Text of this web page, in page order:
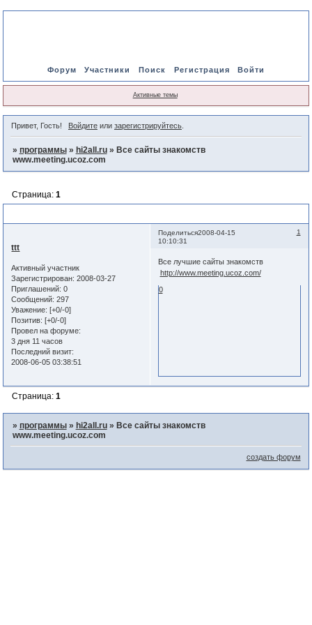
Форум Участники Поиск Регистрация Войти
Активные темы
Привет, Гость! Войдитеили зарегистрируйтесь.
» программы » hi2all.ru » Все сайты знакомств
www.meeting.ucoz.com
Страница: 1
Поделиться 1
2008-04-15
10:10:31
ttt
Активный участник
Зарегистрирован: 2008-03-27
Приглашений: 0
Сообщений: 297
Уважение: [+0/-0]
Позитив: [+0/-0]
Провел на форуме:
3 дня 11 часов
Последний визит:
2008-06-05 03:38:51
Все лучшие сайты знакомств
http://www.meeting.ucoz.com/
0
Страница: 1
» программы » hi2all.ru » Все сайты знакомств
www.meeting.ucoz.com
создать форум